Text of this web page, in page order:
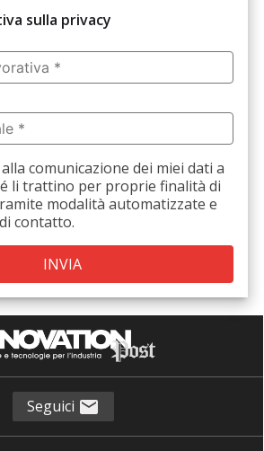
sulla privacy
comunicazione dei miei dati a
li trattino per proprie finalità di
modalità automatizzate e
contatto.
Seguici